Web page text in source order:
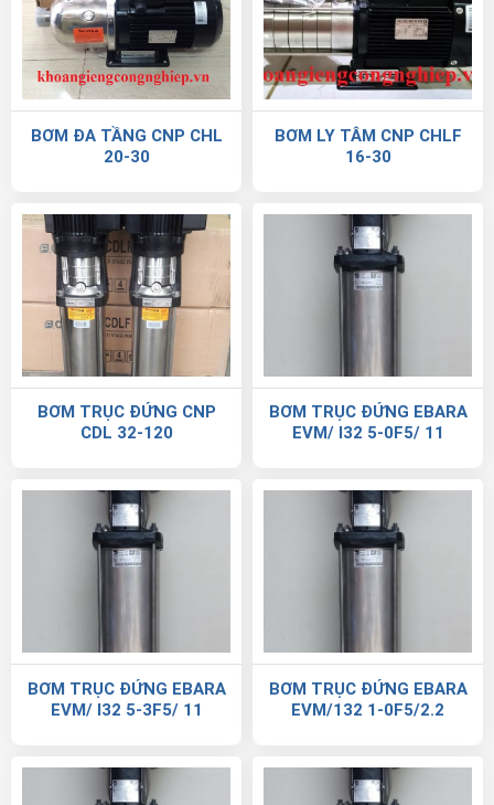
BƠM ĐA TẦNG CNP CHL
20-30
BƠM LY TÂM CNP CHLF
16-30
BƠM TRỤC ĐỨNG CNP
CDL 32-120
BƠM TRỤC ĐỨNG EBARA
EVM/ I32 5-0F5/ 11
BƠM TRỤC ĐỨNG EBARA
EVM/ I32 5-3F5/ 11
BƠM TRỤC ĐỨNG EBARA
EVM/132 1-0F5/2.2